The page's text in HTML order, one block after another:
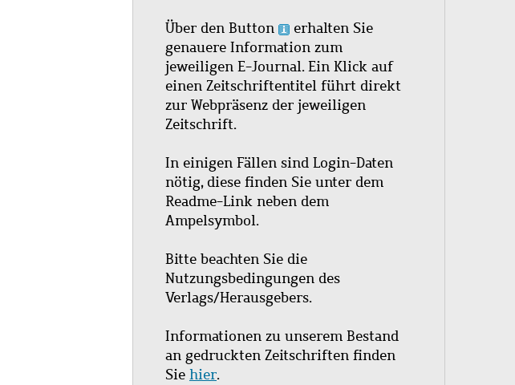
Über den Button
erhalten Sie
genauere Information zum
jeweiligen E-Journal. Ein Klick auf
einen Zeitschriftentitel führt direkt
zur Webpräsenz der jeweiligen
Zeitschrift.
In einigen Fällen sind Login-Daten
nötig, diese finden Sie unter dem
Readme-Link neben dem
Ampelsymbol.
Bitte beachten Sie die
Nutzungsbedingungen des
Verlags/Herausgebers.
Informationen zu unserem Bestand
an gedruckten Zeitschriften finden
Sie hier.